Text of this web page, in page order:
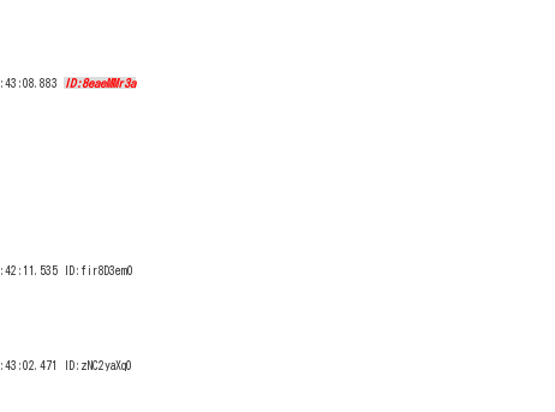
ID:8eaeMMr3a
ID:fir8D3em0
ID:zNC2yaXq0